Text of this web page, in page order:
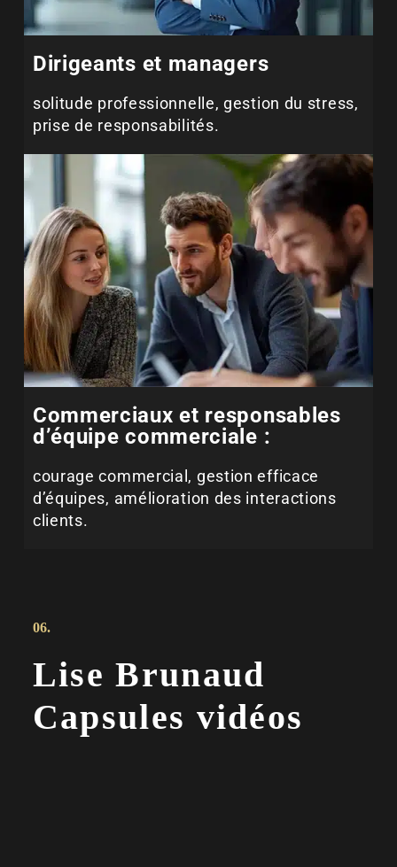
Dirigeants et managers
solitude professionnelle, gestion du stress,
prise de responsabilités.
Commerciaux et responsables
d’équipe commerciale :
courage commercial, gestion efficace
d’équipes, amélioration des interactions
clients.
06.
Lise Brunaud
Capsules vidéos